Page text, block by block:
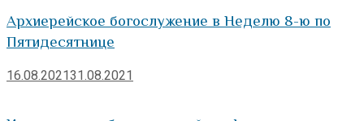
Архиерейское богослужение в Неделю 8-ю по
Пятидесятнице
16.08.202131.08.2021